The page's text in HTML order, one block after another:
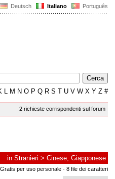
Deutsch Italiano Português
L M N O P Q R S T U V W X Y Z #
2 richieste corrispondenti sul forum
in Stranieri > Cinese, Giapponese
Gratis per uso personale - 8 file dei caratteri